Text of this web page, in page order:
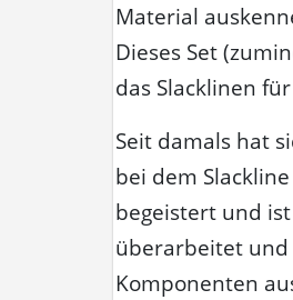
Material
Dieses Set
das Slacklinen
Seit damals hat
bei dem
begeistert und
überarbeitet
Komponenten